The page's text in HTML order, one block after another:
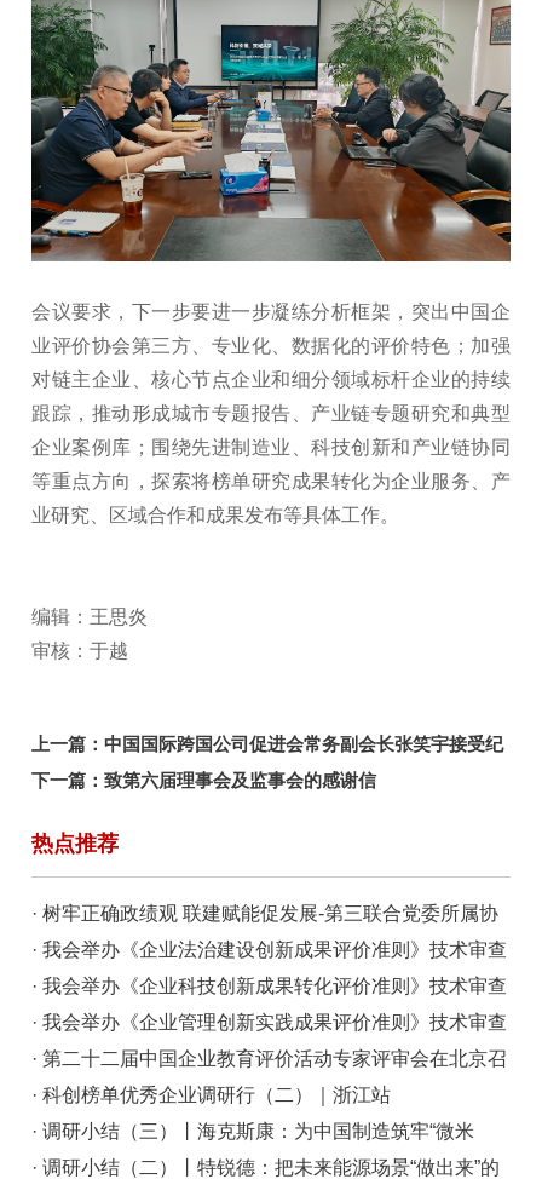
会议要求，下一步要进一步凝练分析框架，突出中国企
业评价协会第三方、专业化、数据化的评价特色；加强
对链主企业、核心节点企业和细分领域标杆企业的持续
跟踪，推动形成城市专题报告、产业链专题研究和典型
企业案例库；围绕先进制造业、科技创新和产业链协同
等重点方向，探索将榜单研究成果转化为企业服务、产
业研究、区域合作和成果发布等具体工作。
编辑：王思炎
审核：于越
上一篇：中国国际跨国公司促进会常务副会长张笑宇接受纪
律审查和监察调查
下一篇：致第六届理事会及监事会的感谢信
热点推荐
· 树牢正确政绩观 联建赋能促发展-第三联合党委所属协
会商会开展联学共建主题党日活动
· 我会举办《企业法治建设创新成果评价准则》技术审查
会
· 我会举办《企业科技创新成果转化评价准则》技术审查
会
· 我会举办《企业管理创新实践成果评价准则》技术审查
会
· 第二十二届中国企业教育评价活动专家评审会在北京召
开
· 科创榜单优秀企业调研行（二）｜浙江站
· 调研小结（三）丨海克斯康：为中国制造筑牢“微米
级”质量底座
· 调研小结（二）丨特锐德：把未来能源场景“做出来”的